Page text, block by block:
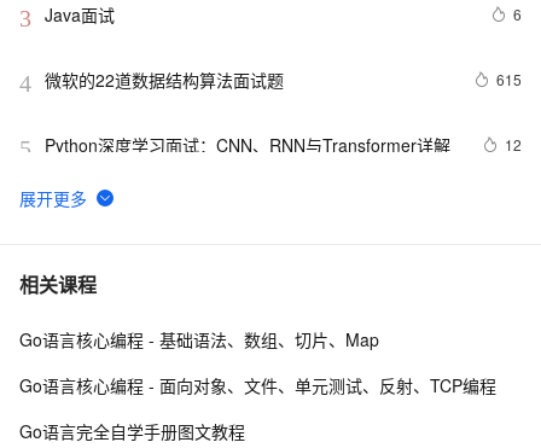
3 Java面试 6
4 微软的22道数据结构算法面试题 615
5 Python深度学习面试：CNN、RNN与Transformer详解 12
6
机器学习面试笔试知识点-贝叶斯网络(Bayesian
7 10年Java面试总结：Java程序员面试必备的面试技巧
8 给面试官上一课：HTTPS是先进行TCP三次握手，再进
们，让你的网页设计秒变高大上，面试难题迎刃而解！
相关课程
Go语言核心编程 - 基础语法、数组、切片、Map
Go语言核心编程 - 面向对象、文件、单元测试、反射、TCP编程
Go语言完全自学手册图文教程